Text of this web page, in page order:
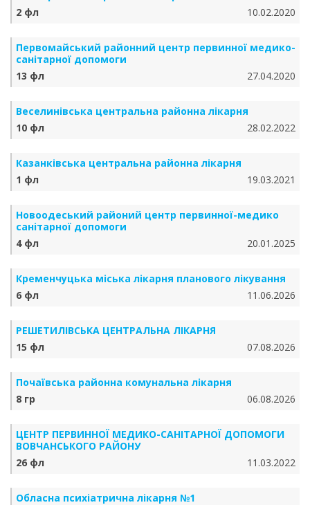
2 фл
10.02.2020
Первомайський районний центр первинної медико-
санітарної допомоги
13 фл
27.04.2020
Веселинівська центральна районна лікарня
10 фл
28.02.2022
Казанківська центральна районна лікарня
1 фл
19.03.2021
Новоодеський районий центр первинної-медико
санітарної допомоги
4 фл
20.01.2025
Кременчуцька міська лікарня планового лікування
6 фл
11.06.2026
РЕШЕТИЛІВСЬКА ЦЕНТРАЛЬНА ЛІКАРНЯ
15 фл
07.08.2026
Почаївська районна комунальна лікарня
8 гр
06.08.2026
ЦЕНТР ПЕРВИННОЇ МЕДИКО-САНІТАРНОЇ ДОПОМОГИ
ВОВЧАНСЬКОГО РАЙОНУ
26 фл
11.03.2022
Обласна психіатрична лікарня №1